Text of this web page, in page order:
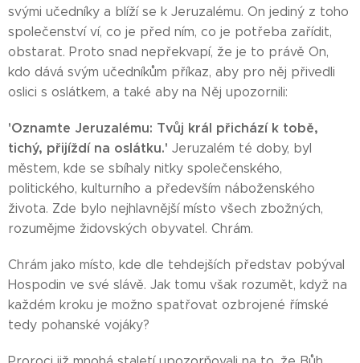
svými učedníky a blíží se k Jeruzalému. On jediný z toho
společenství ví, co je před ním, co je potřeba zařídit,
obstarat. Proto snad nepřekvapí, že je to právě On,
kdo dává svým učedníkům příkaz, aby pro něj přivedli
oslici s oslátkem, a také aby na Něj upozornili:
'Oznamte Jeruzalému: Tvůj král přichází k tobě,
tichý, přijíždí na oslátku.' Jeruzalém té doby, byl
městem, kde se sbíhaly nitky společenského,
politického, kulturního a především náboženského
života. Zde bylo nejhlavnější místo všech zbožných,
rozumějme židovských obyvatel. Chrám.
Chrám jako místo, kde dle tehdejších představ pobýval
Hospodin ve své slávě. Jak tomu však rozumět, když na
každém kroku je možno spatřovat ozbrojené římské
tedy pohanské vojáky?